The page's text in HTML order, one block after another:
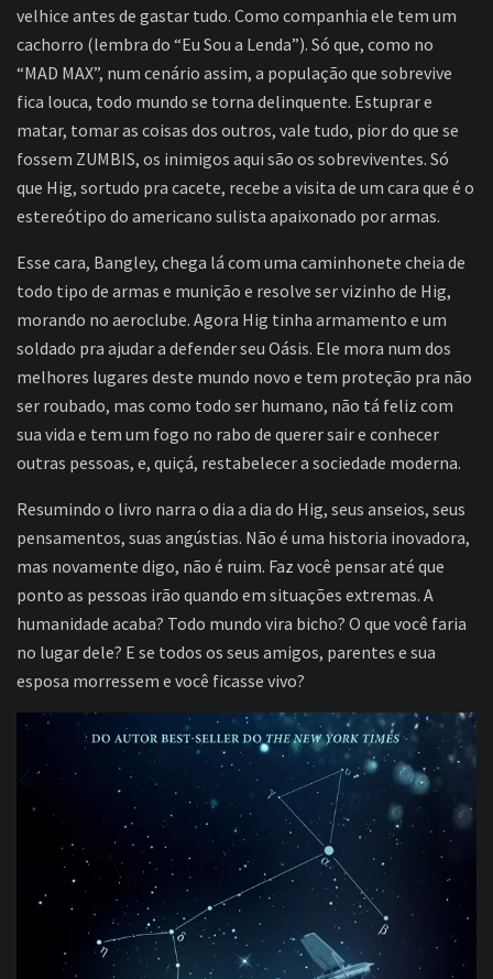
velhice antes de gastar tudo. Como companhia ele tem um
cachorro (lembra do “Eu Sou a Lenda”). Só que, como no
“MAD MAX”, num cenário assim, a população que sobrevive
fica louca, todo mundo se torna delinquente. Estuprar e
matar, tomar as coisas dos outros, vale tudo, pior do que se
fossem ZUMBIS, os inimigos aqui são os sobreviventes. Só
que Hig, sortudo pra cacete, recebe a visita de um cara que é o
estereótipo do americano sulista apaixonado por armas.
Esse cara, Bangley, chega lá com uma caminhonete cheia de
todo tipo de armas e munição e resolve ser vizinho de Hig,
morando no aeroclube. Agora Hig tinha armamento e um
soldado pra ajudar a defender seu Oásis. Ele mora num dos
melhores lugares deste mundo novo e tem proteção pra não
ser roubado, mas como todo ser humano, não tá feliz com
sua vida e tem um fogo no rabo de querer sair e conhecer
outras pessoas, e, quiçá, restabelecer a sociedade moderna.
Resumindo o livro narra o dia a dia do Hig, seus anseios, seus
pensamentos, suas angústias. Não é uma historia inovadora,
mas novamente digo, não é ruim. Faz você pensar até que
ponto as pessoas irão quando em situações extremas. A
humanidade acaba? Todo mundo vira bicho? O que você faria
no lugar dele? E se todos os seus amigos, parentes e sua
esposa morressem e você ficasse vivo?